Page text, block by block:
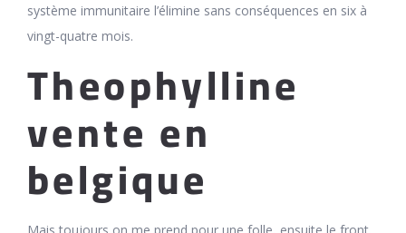
système immunitaire l’élimine sans conséquences en six à
vingt-quatre mois.
Theophylline
vente en
belgique